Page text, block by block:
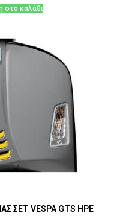
στο καλάθι
ΣΕΤ VESPA GTS HPE